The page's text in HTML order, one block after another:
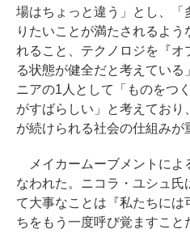
場はちょっと違う」とし、
りたいことが満たされるよ
れること、テクノロジを『
る状態が健全だと考えてい
ニアの1人として「ものをつ
がすばらしい」と考えてお
が続けられる社会の仕組みが
メイカームーブメントによ
なわれた。ニコラ・ユシュ氏
て大事なことは『私たちに
ちをもう一度呼び覚ますこ